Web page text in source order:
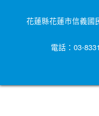
花蓮縣花蓮市信義國
電話：03-